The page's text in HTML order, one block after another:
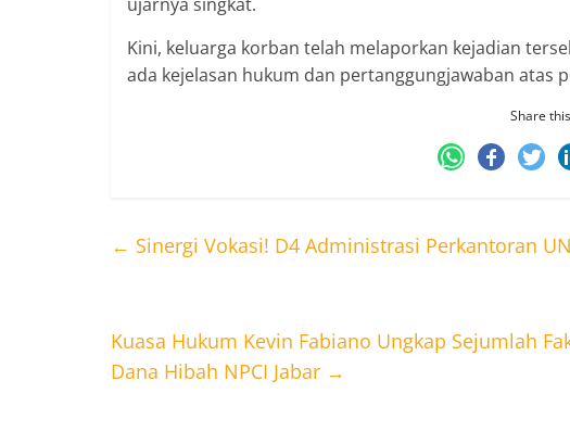
Kini, keluarga korban telah melaporkan kejadian
ada kejelasan hukum dan pertanggungjawaban atas
Share
← Sinergi Vokasi! D4 Administrasi Perkantoran
Kuasa Hukum Kevin Fabiano Ungkap Sejumlah
Dana Hibah NPCI Jabar →